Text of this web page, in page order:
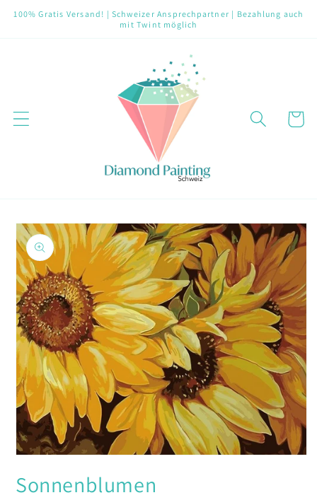
zum
100% Gratis Versand! | Schweizer Ansprechpartner | Bezahlung auch
mit Twint möglich
in
Modal
Sonnenblumen